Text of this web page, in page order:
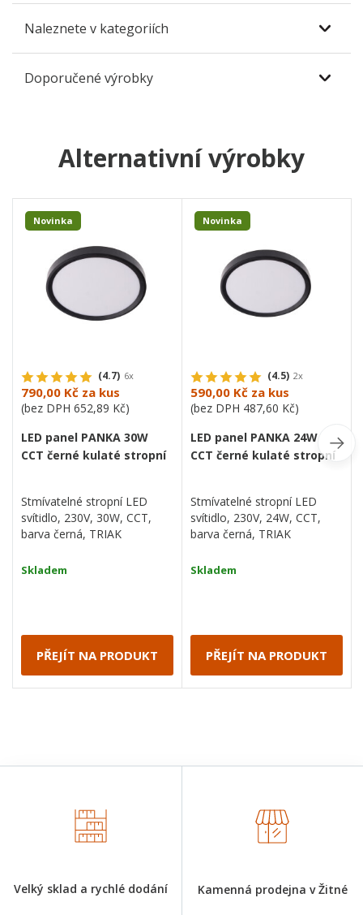
Naleznete v kategoriích
Doporučené výrobky
Alternativní výrobky
Novinka
(4.7) 6x
790,00 Kč za kus
(bez DPH 652,89 Kč)
LED panel PANKA 30W
CCT černé kulaté stropní
Stmívatelné stropní LED
svítidlo, 230V, 30W, CCT,
barva černá, TRIAK
Skladem
PŘEJÍT NA PRODUKT
Novinka
(4.5) 2x
590,00 Kč za kus
(bez DPH 487,60 Kč)
LED panel PANKA 24W
CCT černé kulaté stropní
Stmívatelné stropní LED
svítidlo, 230V, 24W, CCT,
barva černá, TRIAK
Skladem
PŘEJÍT NA PRODUKT
Velký sklad a rychlé dodání Kamenná prodejna v Žitné